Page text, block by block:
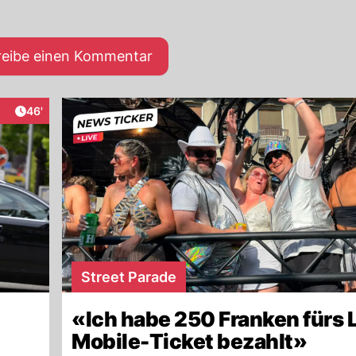
einen Kommentar
Artikel veröffentlicht:
46'
Street Parade
«Ich habe 250 Franken fürs
Mobile-Ticket bezahlt»